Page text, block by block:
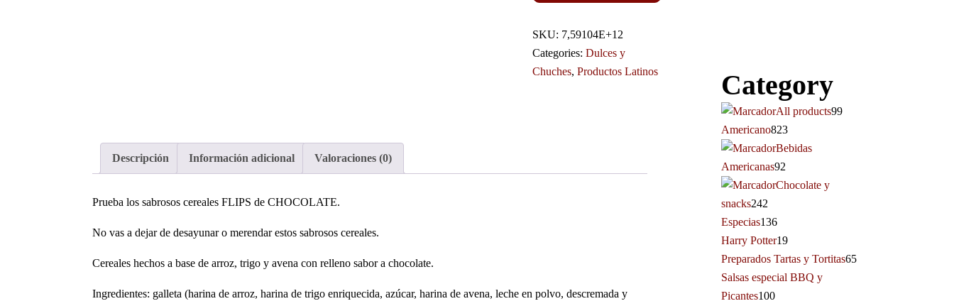
SKU: 7,59104E+12
Categories: Dulces y
Chuches, Productos Latinos
Descripción Información adicional Valoraciones (0)
Prueba los sabrosos cereales FLIPS de CHOCOLATE.
No vas a dejar de desayunar o merendar estos sabrosos cereales.
Cereales hechos a base de arroz, trigo y avena con relleno sabor a chocolate.
Ingredientes: galleta (harina de arroz, harina de trigo enriquecida, azúcar, harina de avena, leche en polvo, descremada y
Category
All products99
Americano823
Bebidas
Americanas92
Chocolate y
snacks242
Especias136
Harry Potter19
Preparados Tartas y Tortitas65
Salsas especial BBQ y
Picantes100